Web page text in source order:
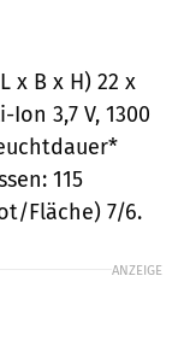
x B x H) 22 x
Ion 3,7 V, 1300
115
Fläche) 7/6.
ANZEIGE